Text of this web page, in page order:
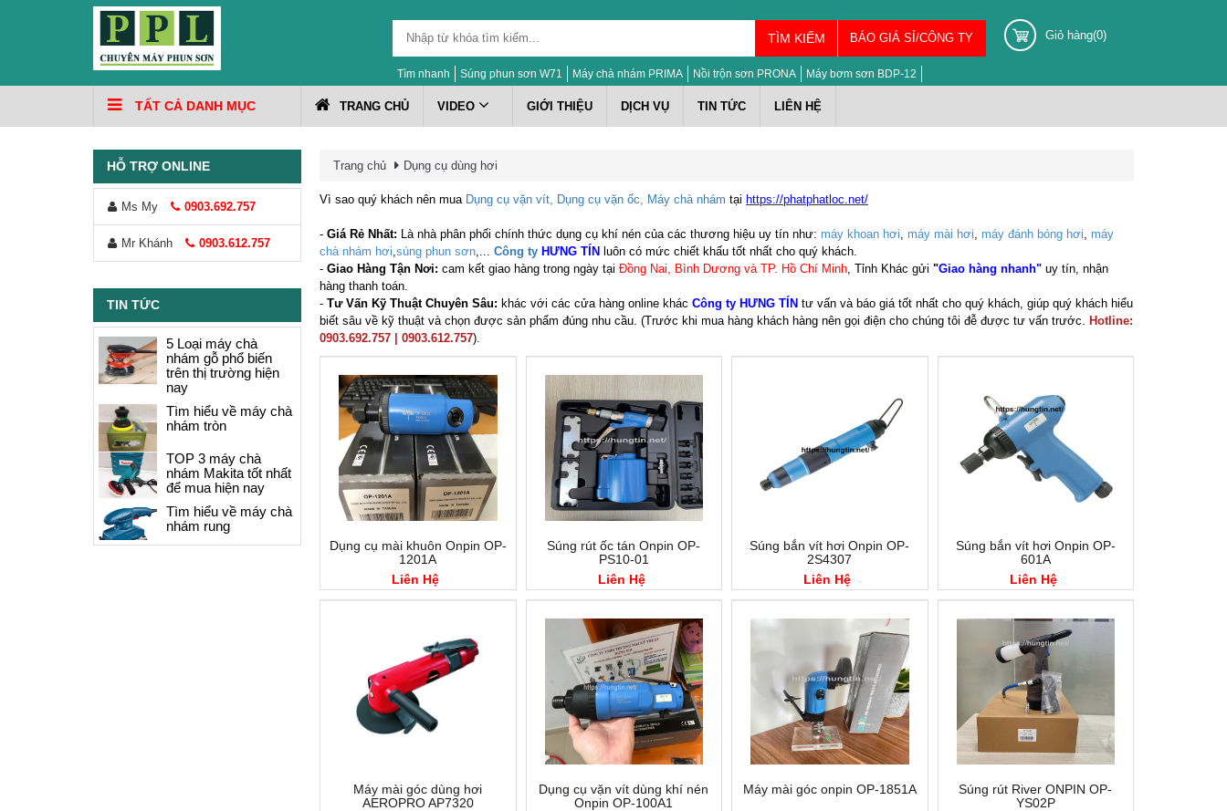
TÌM KIẾM BÁO GIÁ SỈ/CÔNG TY Giỏ hàng(0)
Tìm nhanh Súng phun sơn W71 Máy chà nhám PRIMA Nồi trộn sơn PRONA Máy bơm sơn BDP-12
TẤT CẢ DANH MỤC TRANG CHỦ VIDEO GIỚI THIỆU DỊCH VỤ TIN TỨC LIÊN HỆ
HỖ TRỢ ONLINE
Ms My 0903.692.757
Mr Khánh 0903.612.757
TIN TỨC
5 Loại máy chà
nhám gỗ phổ biến
trên thị trường hiện
nay
Tìm hiểu về máy chà
nhám tròn
TOP 3 máy chà
nhám Makita tốt nhất
để mua hiện nay
Tìm hiểu về máy chà
nhám rung
Trang chủ Dụng cụ dùng hơi
Vì sao quý khách nên mua Dụng cụ vặn vít, Dụng cụ vặn ốc, Máy chà nhám tại https://phatphatloc.net/
- Giá Rẻ Nhất: Là nhà phân phối chính thức dụng cụ khí nén của các thương hiệu uy tín như: máy khoan hơi, máy mài hơi, máy đánh bóng hơi, máy
chà nhám hơi,súng phun sơn,... Công ty HƯNG TÍN luôn có mức chiết khấu tốt nhất cho quý khách.
- Giao Hàng Tận Nơi: cam kết giao hàng trong ngày tại Đồng Nai, Bình Dương và TP. Hồ Chí Minh, Tỉnh Khác gửi "Giao hàng nhanh" uy tín, nhận
hàng thanh toán.
- Tư Vấn Kỹ Thuật Chuyên Sâu: khác với các cửa hàng online khác Công ty HƯNG TÍN tư vấn và báo giá tốt nhất cho quý khách, giúp quý khách hiểu
biết sâu về kỹ thuật và chọn được sản phẩm đúng nhu cầu. (Trước khi mua hàng khách hàng nên gọi điện cho chúng tôi đễ được tư vấn trước. Hotline:
0903.692.757 | 0903.612.757).
Dụng cụ mài khuôn Onpin OP-
1201A
Liên Hệ
Súng rút ốc tán Onpin OP-
PS10-01
Liên Hệ
Súng bắn vít hơi Onpin OP-
2S4307
Liên Hệ
Súng bắn vít hơi Onpin OP-
601A
Liên Hệ
Máy mài góc dùng hơi
AEROPRO AP7320
Dụng cụ vặn vít dùng khí nén
Onpin OP-100A1
Máy mài góc onpin OP-1851A
Súng rút River ONPIN OP-
YS02P